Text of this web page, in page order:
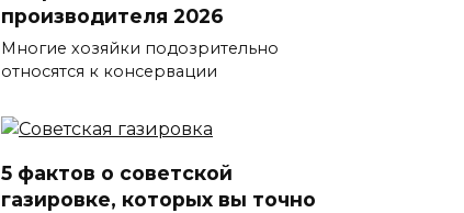
производителя 2026
Многие хозяйки подозрительно
относятся к консервации
5 фактов о советской
газировке, которых вы точно